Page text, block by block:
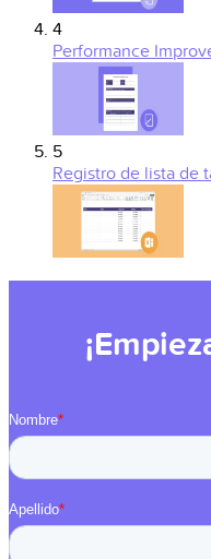
4
Performance
5
Registro de lista de